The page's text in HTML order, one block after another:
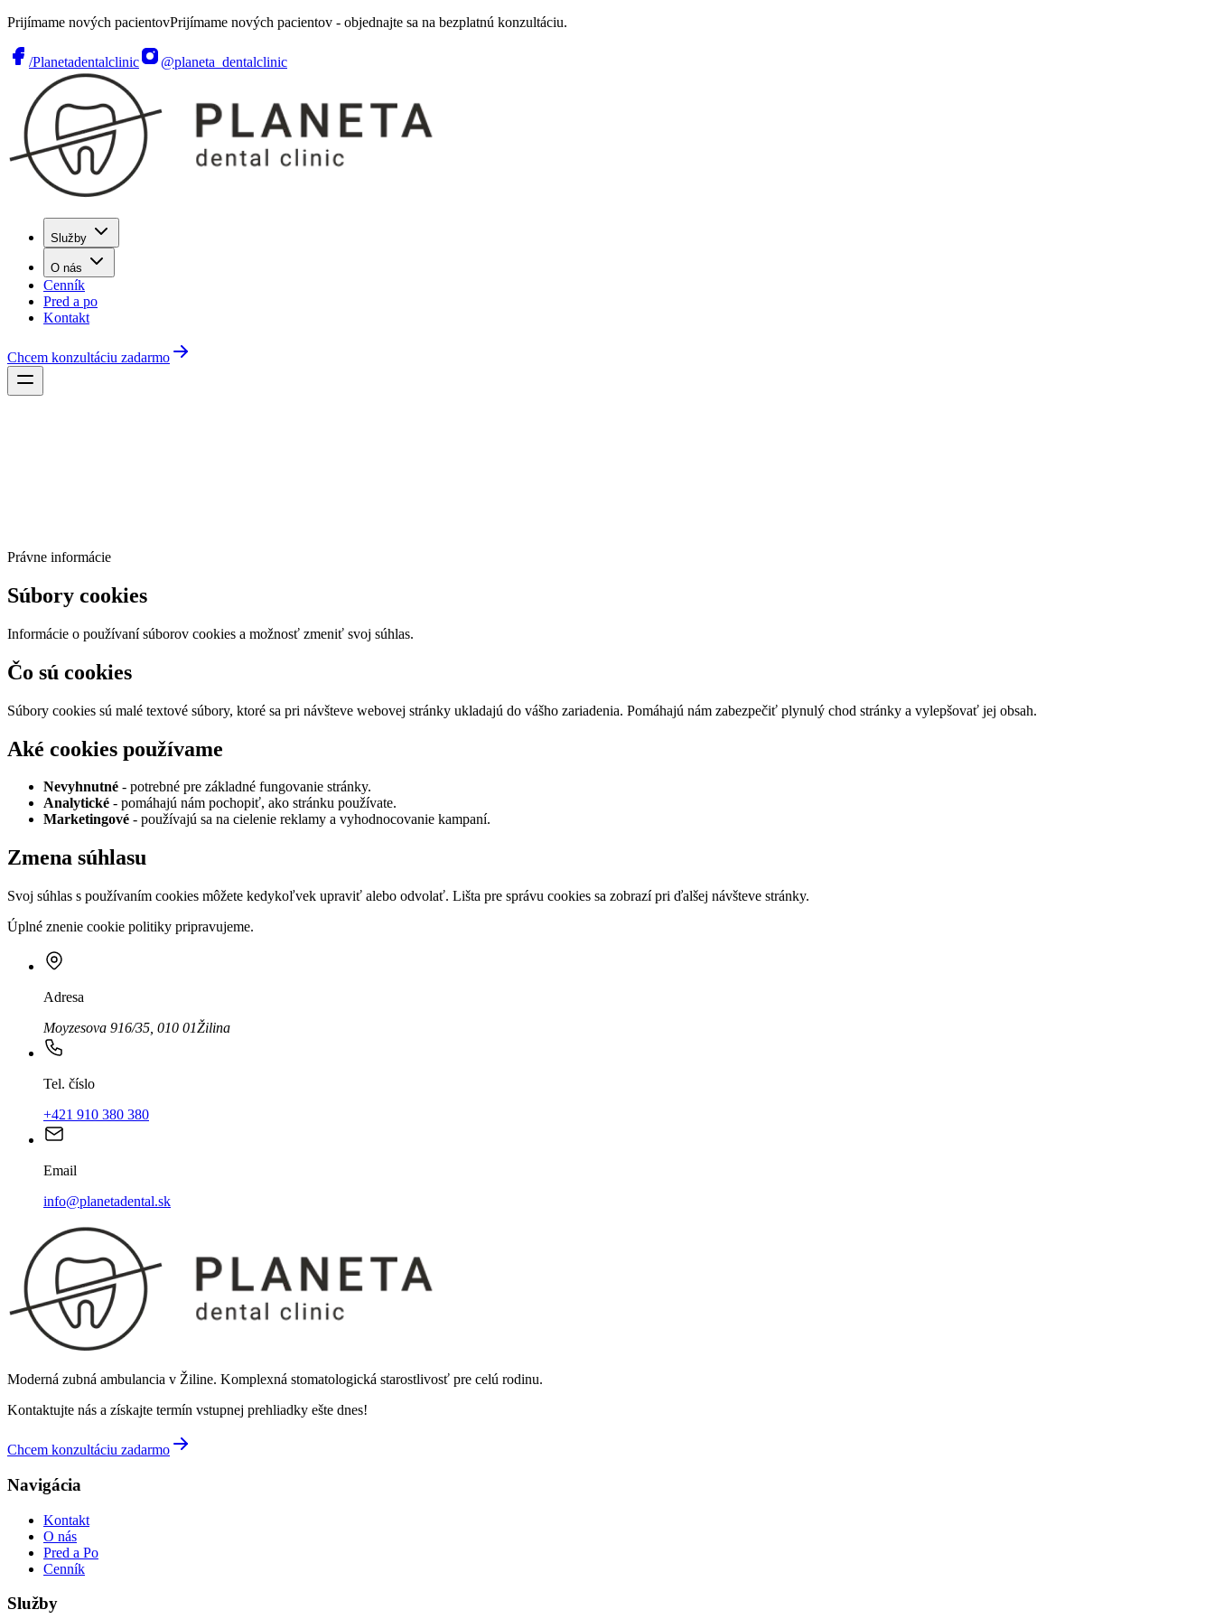
Prijímame nových pacientovPrijímame nových pacientov - objednajte sa na bezplatnú konzultáciu.
/Planetadentalclinic @planeta_dentalclinic
Služby
O nás
Cenník
Pred a po
Kontakt
Chcem konzultáciu zadarmo
Právne informácie
Súbory cookies
Informácie o používaní súborov cookies a možnosť zmeniť svoj súhlas.
Čo sú cookies
Súbory cookies sú malé textové súbory, ktoré sa pri návšteve webovej stránky ukladajú do vášho zariadenia. Pomáhajú nám zabezpečiť plynulý chod stránky a vylepšovať jej obsah.
Aké cookies používame
Nevyhnutné - potrebné pre základné fungovanie stránky.
Analytické - pomáhajú nám pochopiť, ako stránku používate.
Marketingové - používajú sa na cielenie reklamy a vyhodnocovanie kampaní.
Zmena súhlasu
Svoj súhlas s používaním cookies môžete kedykoľvek upraviť alebo odvolať. Lišta pre správu cookies sa zobrazí pri ďalšej návšteve stránky.
Úplné znenie cookie politiky pripravujeme.
Adresa
Moyzesova 916/35, 010 01Žilina
Tel. číslo
+421 910 380 380
Email
info@planetadental.sk
Moderná zubná ambulancia v Žiline. Komplexná stomatologická starostlivosť pre celú rodinu.
Kontaktujte nás a získajte termín vstupnej prehliadky ešte dnes!
Chcem konzultáciu zadarmo
Navigácia
Kontakt
O nás
Pred a Po
Cenník
Služby